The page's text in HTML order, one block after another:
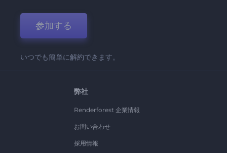
参加する
いつでも簡単に解約できます。
弊社
Renderforest 企業情報
お問い合わせ
採用情報